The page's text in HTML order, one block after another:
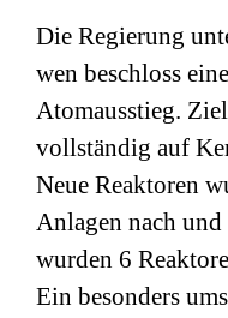
Die Regierung
wen beschloss
Atomausstieg.
vollständig auf
Neue Reaktoren
Anlagen nach
wurden 6
Ein besonders